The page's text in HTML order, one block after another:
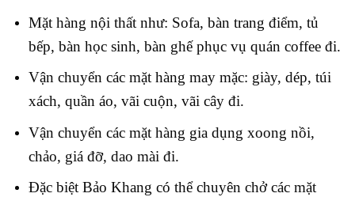
Mặt hàng nội thất như: Sofa, bàn trang điểm, tủ
bếp, bàn học sinh, bàn ghế phục vụ quán coffee đi.
Vận chuyển các mặt hàng may mặc: giày, dép, túi
xách, quần áo, vãi cuộn, vãi cây đi.
Vận chuyển các mặt hàng gia dụng xoong nồi,
chảo, giá đỡ, dao mài đi.
Đặc biệt Bảo Khang có thể chuyên chở các mặt